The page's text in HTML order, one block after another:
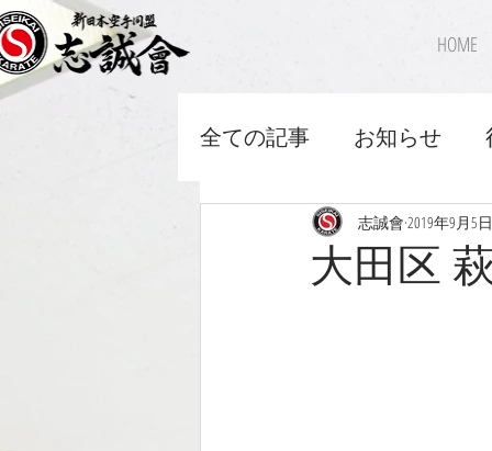
HOME
全ての記事 お知らせ
大田区
志誠會 2019年9月5日